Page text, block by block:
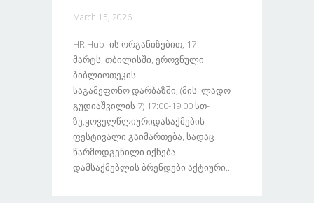
March 15, 2026
HR Hub–Ის Ორგანიზებით, 17
Მარტს, Თბილისში, Ეროვნული
Ბიბლიოთეკის
Საგამეფონო Დარბაზში, (მის. Ლადო
Გუდიაშვილის 7) 17:00-19:00 Სთ-
Ზე,ყოველწლიურიდასაქმების
Ფესტივალი Გაიმართება, Სადაც
Წარმოდგენილი Იქნება
Დამსაქმებლის Ბრენდები Აქტიური...